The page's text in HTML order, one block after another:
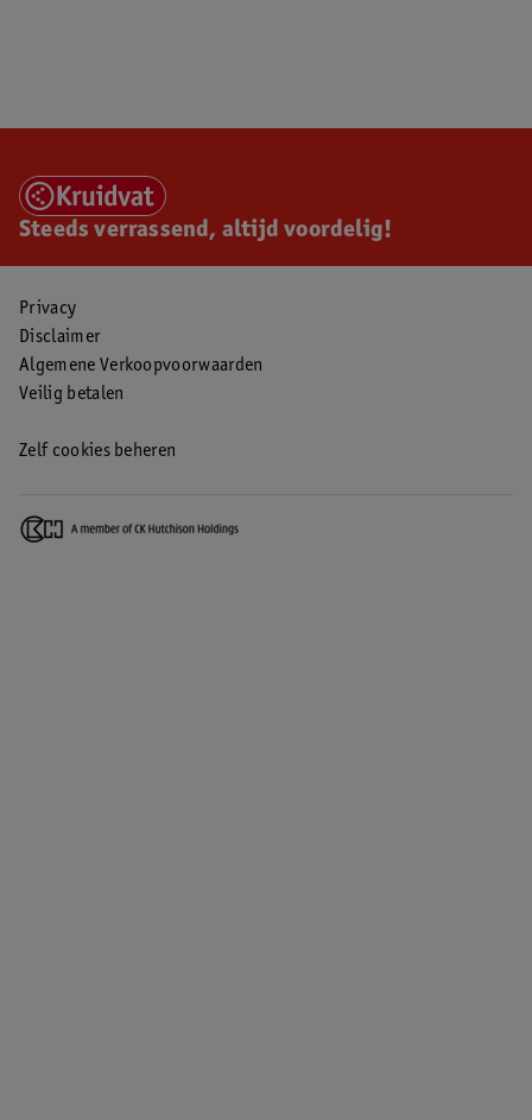
Steeds verrassend, altijd voordelig!
Privacy
Disclaimer
Algemene Verkoopvoorwaarden
Veilig betalen
Zelf cookies beheren